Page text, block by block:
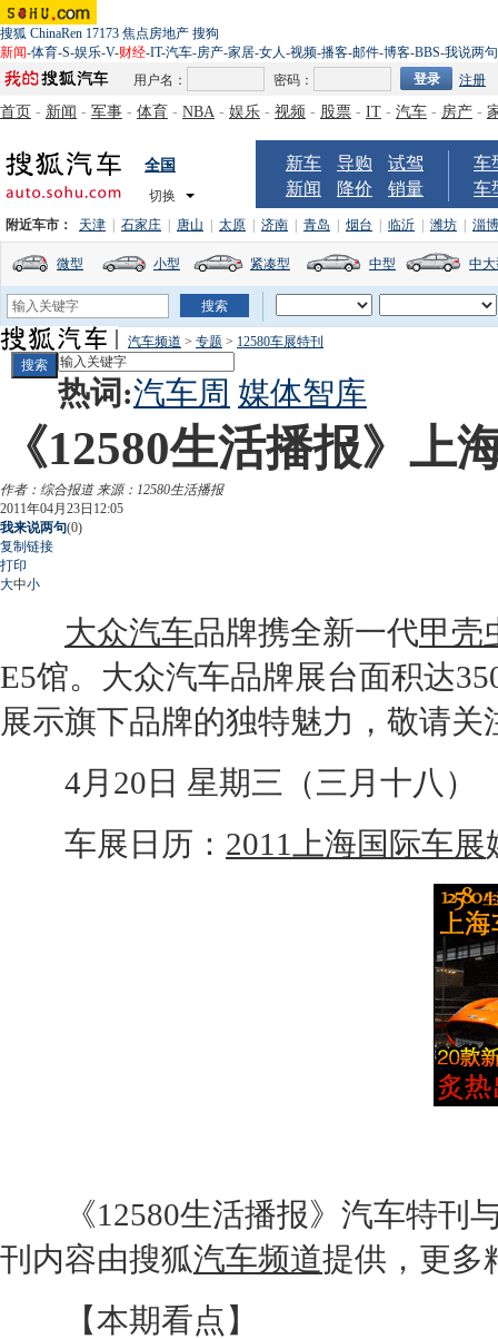
搜狐 ChinaRen 17173 焦点房地产 搜狗
新闻-体育-S-娱乐-V-财经-IT-汽车-房产-家居-女人-视频-播客-邮件-博客-BBS-我说两句
用户名：
密码： 注册
首页 - 新闻 - 军事 - 体育 - NBA - 娱乐 - 视频 - 股票 - IT - 汽车 - 房产 -
全国
切换
新车 导购
试驾
新闻
降价 销量
车
车
附近车市： 天津 石家庄 唐山 太原 济南 青岛 烟台 临沂 潍坊 淄博
微型 小型 紧凑型 中型 中
汽车频道 > 专题 > 12580车展特刊
热词:汽车周 媒体智库
《12580生活播报》上
作者：综合报道 来源：12580生活播报
2011年04月23日12:05
我来说两句(0)
复制链接
打印
大中小
大众汽车品牌携全新一代甲壳
E5馆。 大众汽车品牌展台面积达
展示旗下品牌的独特魅力，敬请关
4月20日 星期三（三月十八）
车展日历： 2011上海国际车展
《12580生活播报》汽车特刊
刊内容由搜狐汽车频道提供，更多
【本期看点】